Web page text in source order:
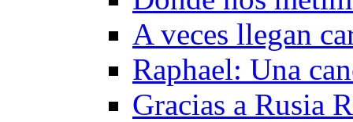
A veces llegan
Raphael: Una
Gracias a Rusia